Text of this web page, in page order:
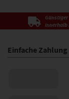
Günstiger
innerhalb
Einfache Zahlung